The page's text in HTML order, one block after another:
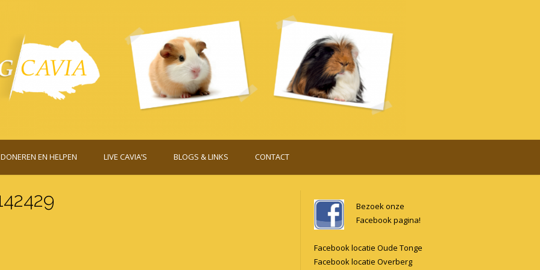
DONEREN EN HELPEN LIVE CAVIA’S BLOGS & LINKS CONTACT
Bezoek onze
Facebook pagina!
Facebook locatie Oude Tonge
Facebook locatie Overberg